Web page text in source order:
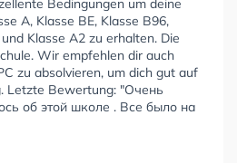
A, Klasse BE, Klasse B96,
Klasse A2 zu erhalten. Die
Wir empfehlen dir auch
zu absolvieren, um dich gut auf
Letzte Bewertung: "Очень
об этой школе . Все было на